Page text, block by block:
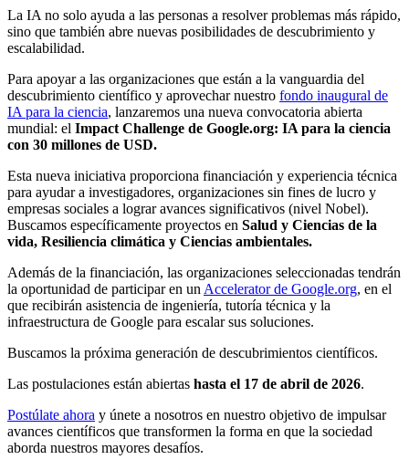
La IA no solo ayuda a las personas a resolver problemas más rápido,
sino que también abre nuevas posibilidades de descubrimiento y
escalabilidad.
Para apoyar a las organizaciones que están a la vanguardia del
descubrimiento científico y aprovechar nuestro fondo inaugural de
IA para la ciencia, lanzaremos una nueva convocatoria abierta
mundial: el Impact Challenge de Google.org: IA para la ciencia
con 30 millones de USD.
Esta nueva iniciativa proporciona financiación y experiencia técnica
para ayudar a investigadores, organizaciones sin fines de lucro y
empresas sociales a lograr avances significativos (nivel Nobel).
Buscamos específicamente proyectos en Salud y Ciencias de la
vida, Resiliencia climática y Ciencias ambientales.
Además de la financiación, las organizaciones seleccionadas tendrán
la oportunidad de participar en unAccelerator de Google.org, en el
que recibirán asistencia de ingeniería, tutoría técnica y la
infraestructura de Google para escalar sus soluciones.
Buscamos la próxima generación de descubrimientos científicos.
Las postulaciones están abiertas hasta el 17 de abril de 2026.
Postúlate ahora y únete a nosotros en nuestro objetivo de impulsar
avances científicos que transformen la forma en que la sociedad
aborda nuestros mayores desafíos.